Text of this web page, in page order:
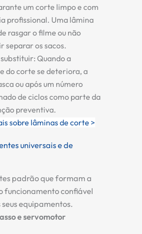
um corte limpo e com
profissional. Uma lâmina
rasgar o filme ou não
separar os sacos.
Quando a
do corte se deteriora, a
ou após um número
de ciclos como parte da
preventiva.
sobre lâminas de corte >
universais e de
padrão que formam a
funcionamento confiável
seus equipamentos.
e servomotor